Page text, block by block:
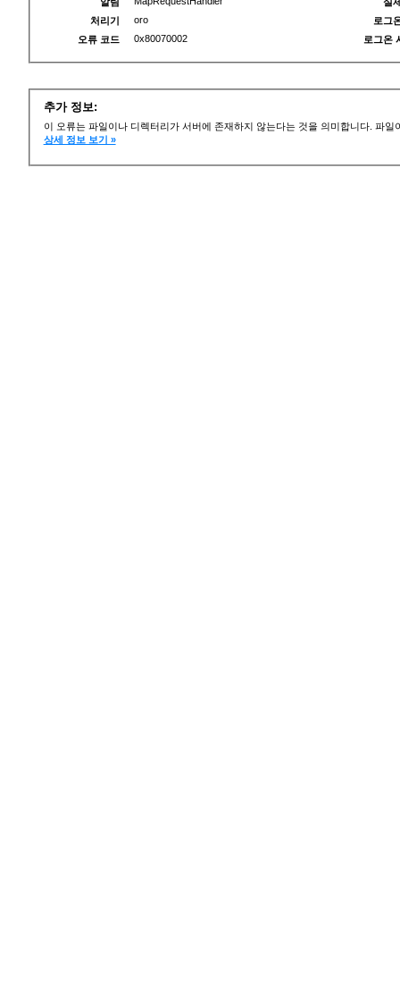
처리기
oro
오류 코드
0x80070002
로그
로그온
추가 정보:
이 오류는 파일이나 디렉터리가 서버에 존재하지 않는다는 것을 의미합니다. 파
상세 정보 보기 »